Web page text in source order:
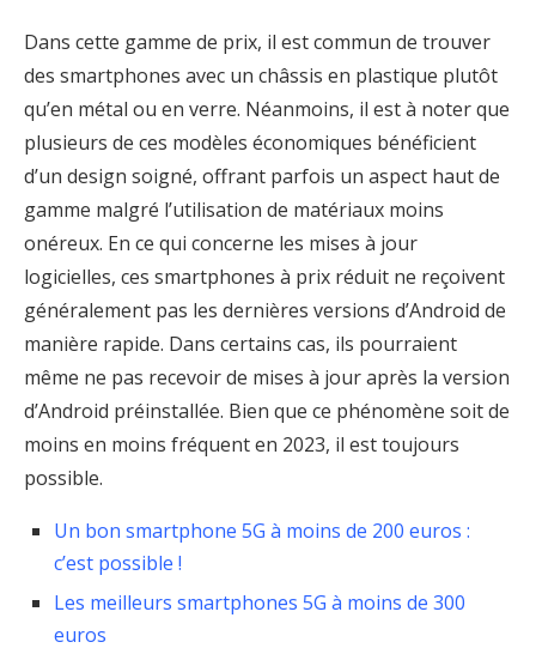
Dans cette gamme de prix, il est commun de trouver
des smartphones avec un châssis en plastique plutôt
qu’en métal ou en verre. Néanmoins, il est à noter que
plusieurs de ces modèles économiques bénéficient
d’un design soigné, offrant parfois un aspect haut de
gamme malgré l’utilisation de matériaux moins
onéreux. En ce qui concerne les mises à jour
logicielles, ces smartphones à prix réduit ne reçoivent
généralement pas les dernières versions d’Android de
manière rapide. Dans certains cas, ils pourraient
même ne pas recevoir de mises à jour après la version
d’Android préinstallée. Bien que ce phénomène soit de
moins en moins fréquent en 2023, il est toujours
possible.
Un bon smartphone 5G à moins de 200 euros :
c’est possible !
Les meilleurs smartphones 5G à moins de 300
euros